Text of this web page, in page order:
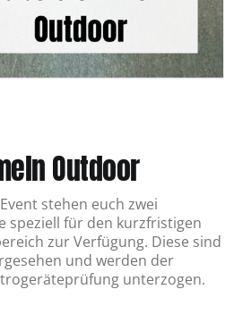
Outdoor
stehen euch zwei
speziell für den kurzfristigen
zur Verfügung. Diese sind
und werden der
unterzogen.